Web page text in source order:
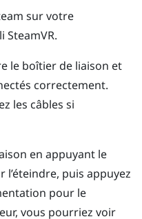
sur votre
SteamVR.
le boîtier de liaison et
correctement.
les câbles si
en appuyant le
puis appuyez
pour le
vous pourriez voir